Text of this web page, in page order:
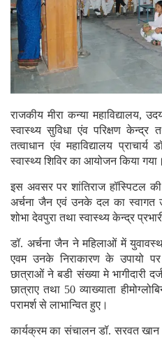
राजकीय मीरा कन्या महाविद्यालय,
स्वास्थ्य सुविधा एंव परिक्षण केन्द्र
तत्वाधान एंव महाविद्यालय
स्वास्थ्य शिविर का आयोजन किया गया।
इस अवसर पर शांतिराज हॉस्पिटल की
अर्चना जैन एवं उनके दल का स्वागत
शोभा देवपुरा तथा स्वास्थ्य केन्द्र
डॉ. अर्चना जैन ने महिलाओं में
एवम उनके निराकारण के उपायो
छात्राओं ने बडी संख्या मे भागीदारी
छात्राए तथा 50 व्याख्याता
परामर्श से लाभान्वित हुए।
कार्यक्रम का संचालन डॉ. सरवत खान